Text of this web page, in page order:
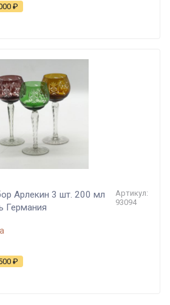
₽
Арлекин 3 шт. 200 мл
Германия
Артикул:
93094
₽